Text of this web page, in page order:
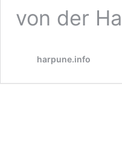
von der
harpune.info